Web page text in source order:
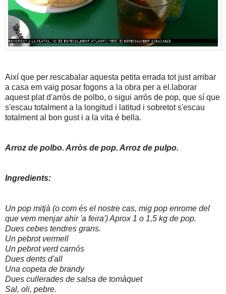
Així que per rescabalar aquesta petita errada tot just arribar
a casa em vaig posar fogons a la obra per a el.laborar
aquest plat d'arròs de polbo, o sigui arròs de pop, que sí que
s'escau totalment a la longitud i latitud i sobretot s'escau
totalment al bon gust i a la vita é bella.
Arroz de polbo. Arròs de pop. Arroz de pulpo.
Ingredients:
Un pop mitjà (o com és el nostre cas, mig pop enrome del
que vem menjar ahir 'a feira') Aprox 1 o 1,5 kg de pop.
Dues cebes tendres grans.
Un pebrot vermell
Un pebrot verd carnós
Dues dents d'all
Una copeta de brandy
Dues cullerades de salsa de tomàquet
Sal, oli, pebre.